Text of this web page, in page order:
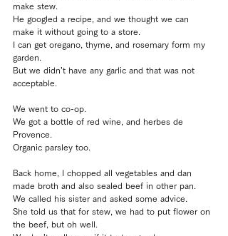
make stew.
He googled a recipe, and we thought we can
make it without going to a store.
I can get oregano, thyme, and rosemary form my
garden.
But we didn’t have any garlic and that was not
acceptable.
We went to co-op.
We got a bottle of red wine, and herbes de
Provence.
Organic parsley too.
Back home, I chopped all vegetables and dan
made broth and also sealed beef in other pan.
We called his sister and asked some advice.
She told us that for stew, we had to put flower on
the beef, but oh well.